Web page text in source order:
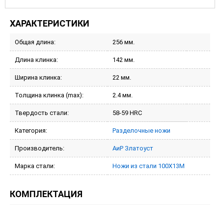
ХАРАКТЕРИСТИКИ
Общая длина: 256 мм.
Длина клинка: 142 мм.
Ширина клинка: 22 мм.
Толщина клинка (max): 2.4 мм.
Твердость стали: 58-59 HRC
Категория: Разделочные ножи
Производитель: АиР Златоуст
Марка стали: Ножи из стали 100Х13М
КОМПЛЕКТАЦИЯ